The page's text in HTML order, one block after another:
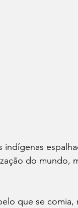
indígenas
do mundo,
que se